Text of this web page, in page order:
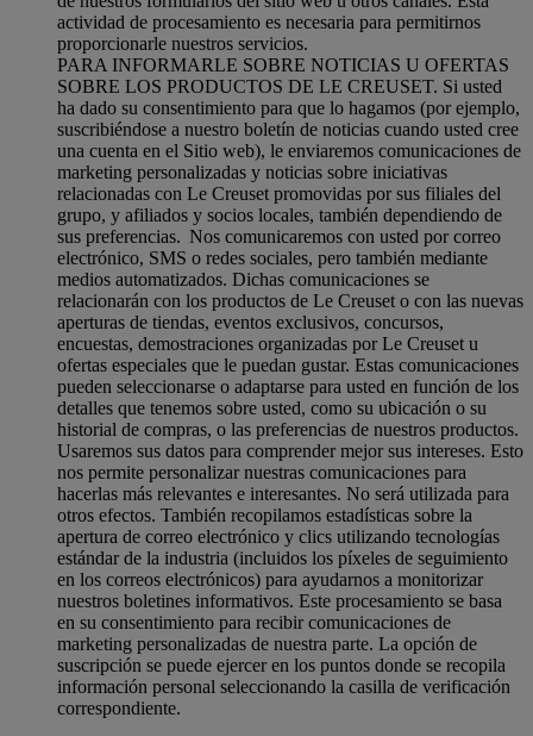
actividad de procesamiento es necesaria para permitirnos
proporcionarle nuestros servicios.
PARA INFORMARLE SOBRE NOTICIAS U OFERTAS
SOBRE LOS PRODUCTOS DE LE CREUSET. Si usted
ha dado su consentimiento para que lo hagamos (por ejemplo,
suscribiéndose a nuestro boletín de noticias cuando usted cree
una cuenta en el Sitio web), le enviaremos comunicaciones de
marketing personalizadas y noticias sobre iniciativas
relacionadas con Le Creuset promovidas por sus filiales del
grupo, y afiliados y socios locales, también dependiendo de
sus preferencias. Nos comunicaremos con usted por correo
electrónico, SMS o redes sociales, pero también mediante
medios automatizados. Dichas comunicaciones se
relacionarán con los productos de Le Creuset o con las nuevas
aperturas de tiendas, eventos exclusivos, concursos,
encuestas, demostraciones organizadas por Le Creuset u
ofertas especiales que le puedan gustar. Estas comunicaciones
pueden seleccionarse o adaptarse para usted en función de los
detalles que tenemos sobre usted, como su ubicación o su
historial de compras, o las preferencias de nuestros productos.
Usaremos sus datos para comprender mejor sus intereses. Esto
nos permite personalizar nuestras comunicaciones para
hacerlas más relevantes e interesantes. No será utilizada para
otros efectos. También recopilamos estadísticas sobre la
apertura de correo electrónico y clics utilizando tecnologías
estándar de la industria (incluidos los píxeles de seguimiento
en los correos electrónicos) para ayudarnos a monitorizar
nuestros boletines informativos. Este procesamiento se basa
en su consentimiento para recibir comunicaciones de
marketing personalizadas de nuestra parte. La opción de
suscripción se puede ejercer en los puntos donde se recopila
información personal seleccionando la casilla de verificación
correspondiente.